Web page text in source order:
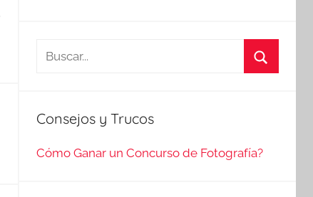
Buscar:
Consejos y Trucos
Cómo Ganar un Concurso de Fotografía?